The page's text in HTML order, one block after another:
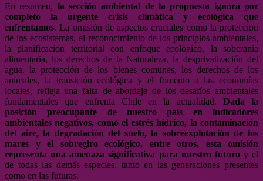
En resumen, la sección ambiental de la propuesta ignora por
completo la urgente crisis climática y ecológica que
enfrentamos. La omisión de aspectos cruciales como la protección
de los ecosistemas, el reconocimiento de los principios ambientales,
la planificación territorial con enfoque ecológico, la soberanía
alimentaria, los derechos de la Naturaleza, la desprivatización del
agua, la protección de los bienes comunes, los derechos de los
animales, la transición ecológica y el fomento a las economías
locales, refleja una falta de abordaje de los desafíos ambientales
fundamentales que enfrenta Chile en la actualidad. Dada la
posición preocupante de nuestro país en indicadores
ambientales negativos, como el estrés hídrico, la contaminación
del aire, la degradación del suelo, la sobreexplotación de los
mares y el sobregiro ecológico, entre otros, esta omisión
representa una amenaza significativa para nuestro futuro y el
de todas las demás especies, tanto en las generaciones presentes
como en las futuras.